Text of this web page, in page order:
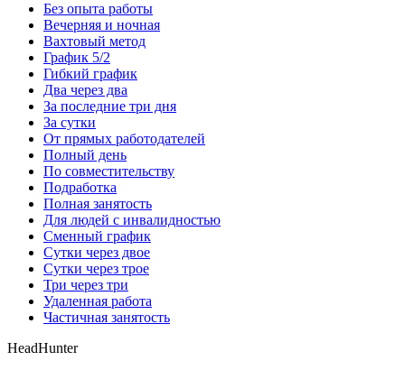
Без опыта работы
Вечерняя и ночная
Вахтовый метод
График 5/2
Гибкий график
Два через два
За последние три дня
За сутки
От прямых работодателей
Полный день
По совместительству
Подработка
Полная занятость
Для людей с инвалидностью
Сменный график
Сутки через двое
Сутки через трое
Три через три
Удаленная работа
Частичная занятость
HeadHunter